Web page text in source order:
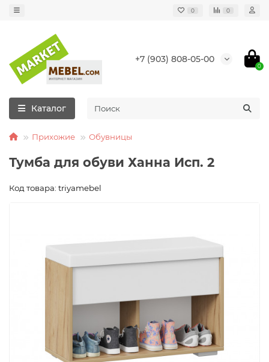
0 0
+7 (903) 808-05-00
0
Каталог
Прихожие Обувницы
Тумба для обуви Ханна Исп. 2
Код товара: triyamebel